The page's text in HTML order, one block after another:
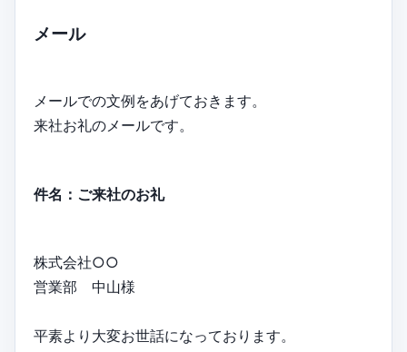
メール
メールでの文例をあげておきます。
来社お礼のメールです。
件名：ご来社のお礼
株式会社○○
営業部 中山様
平素より大変お世話になっております。